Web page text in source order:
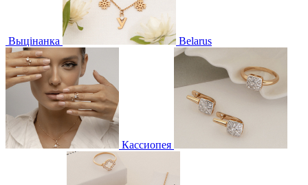
Выцінанка Belarus
Кассиопея